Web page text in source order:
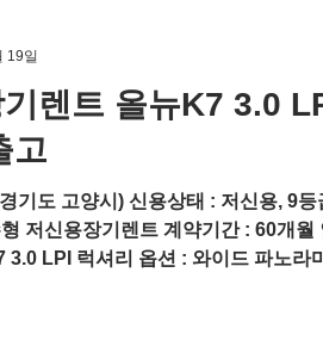
렌트 올뉴K7 3.0
고
도 고양시) 신용상태 : 저신용, 9등급 상
저신용장기렌트 계약기간 : 60개월
3.0 LPI 럭셔리 옵션 : 와이드 파노라
19일